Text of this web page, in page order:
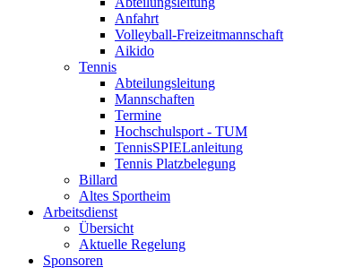
Anfahrt
Volleyball-Freizeitmannschaft
Aikido
Tennis
Abteilungsleitung
Mannschaften
Termine
Hochschulsport - TUM
TennisSPIELanleitung
Tennis Platzbelegung
Billard
Altes Sportheim
Arbeitsdienst
Übersicht
Aktuelle Regelung
Sponsoren